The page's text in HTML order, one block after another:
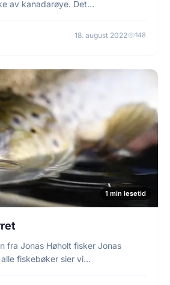
av kanadarøye. Det…
18. august 2022 148
1 min lesetid
fra Jonas Høholt fisker Jonas
fiskebøker sier vi…